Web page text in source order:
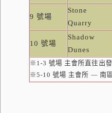
9號場
Stone
Quarry
10號場
Shadow
Dunes
※ 1-3號場 主會所直往出發
※5-10號場 主會所 — 南